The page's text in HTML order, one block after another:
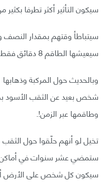
سيكون التأثير أكثر تطرفا بكثير
سيعيشها الطاقم 8 دقائق فقط.
وبالحديث حول المركبة
شخص بعيد عن الثقب الأسود
وطاقمها عبر الزمن!.
تخيل لو أنهم حلّقوا حول
ستمضي عشر سنوات في أماكن
سيكون كل شخص على الأرض